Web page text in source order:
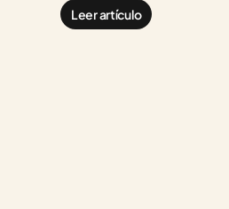
Leer artículo